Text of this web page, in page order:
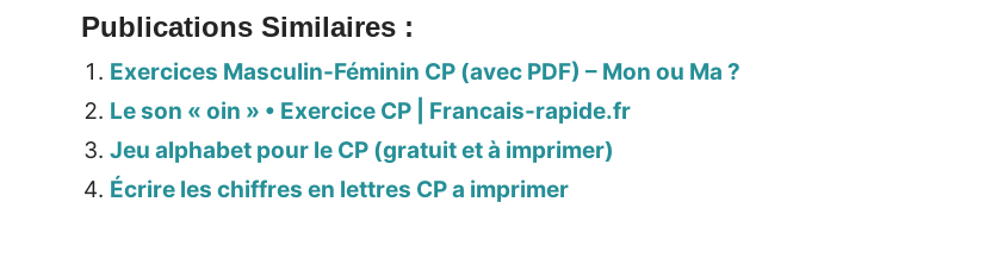
Publications Similaires :
Exercices Masculin-Féminin CP (avec PDF) – Mon ou Ma ?
Le son « oin » • Exercice CP | Francais-rapide.fr
Jeu alphabet pour le CP (gratuit et à imprimer)
Écrire les chiffres en lettres CP a imprimer